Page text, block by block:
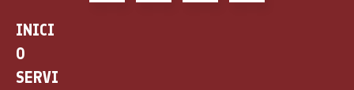
INICI
O
SERVI